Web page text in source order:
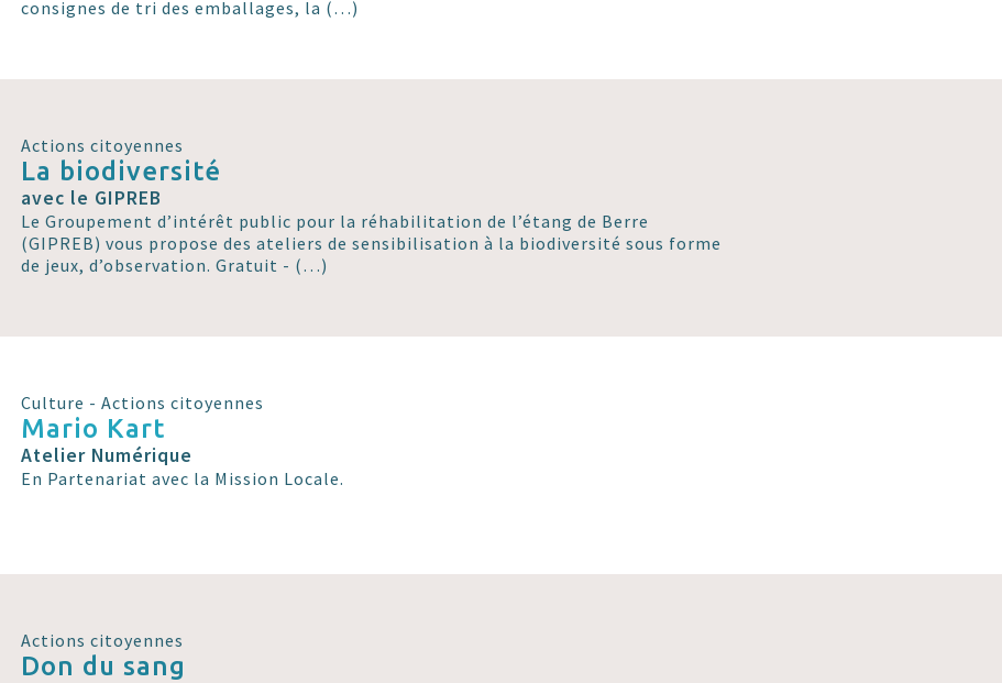
consignes de tri des emballages, la (…)
Actions citoyennes
La biodiversité
avec le GIPREB
Le Groupement d’intérêt public pour la réhabilitation de l’étang de Berre
(GIPREB) vous propose des ateliers de sensibilisation à la biodiversité sous forme
de jeux, d’observation. Gratuit - (…)
Culture - Actions citoyennes
Mario Kart
Atelier Numérique
En Partenariat avec la Mission Locale.
Actions citoyennes
Don du sang